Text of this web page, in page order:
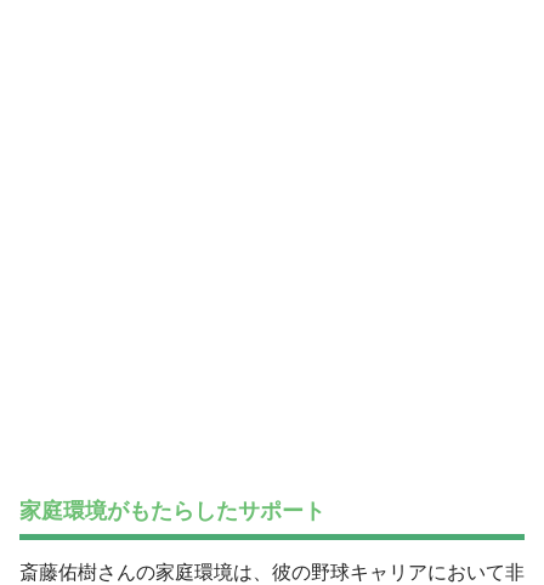
家庭環境がもたらしたサポート
斎藤佑樹さんの家庭環境は、彼の野球キャリアにおいて非